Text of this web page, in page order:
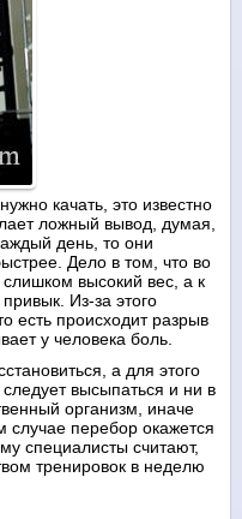
качать, это известно
ложный вывод, думая,
день, то они
Дело в том, что во
высокий вес, а к
Из-за этого
есть происходит разрыв
у человека боль.
а для этого
высыпаться и ни в
организм, иначе
случае перебор окажется
специалисты считают,
тренировок в неделю